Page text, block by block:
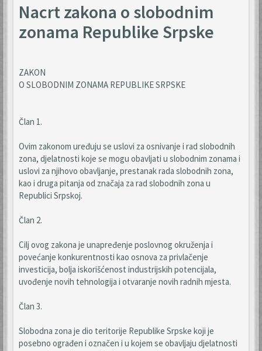
Nacrt zakona o slobodnim
zonama Republike Srpske
ZAKON
O SLOBODNIM ZONAMA REPUBLIKE SRPSKE
Član 1.
Ovim zakonom uređuju se uslovi za osnivanje i rad slobodnih
zona, djelatnosti koje se mogu obavljati u slobodnim zonama i
uslovi za njihovo obavljanje, prestanak rada slobodnih zona,
kao i druga pitanja od značaja za rad slobodnih zona u
Republici Srpskoj.
Član 2.
Cilj ovog zakona je unapređenje poslovnog okruženja i
povećanje konkurentnosti kao osnova za privlačenje
investicija, bolja iskorišćenost industrijskih potencijala,
uvođenje novih tehnologija i otvaranje novih radnih mjesta.
Član 3.
Slobodna zona je dio teritorije Republike Srpske koji je
posebno ograđen i označen i u kojem se obavljaju djelatnosti